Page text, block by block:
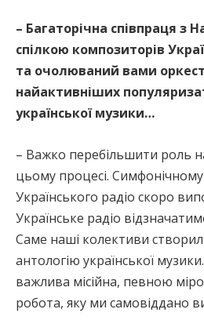
– Багаторічна співпраця з
спілкою композиторів
та очолюваний вами
найактивніших
української музики…
– Важко перебільшити роль
цьому процесі.
Українського радіо скоро
Українське радіо
Саме наші колективи
антологію української
важлива місійна, певною
робота, яку ми самовіддано